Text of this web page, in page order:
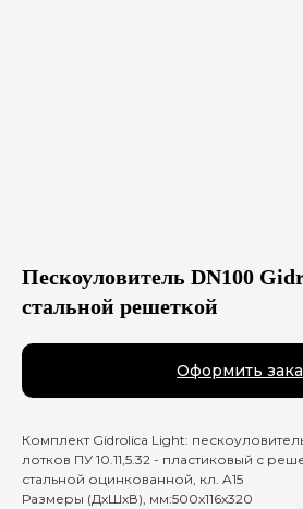
Пескоуловитель DN100
стальной решеткой
Оформить
Комплект Gidrolica Light:
лотков ПУ 10.11,5.32 - пластиковый с
стальной оцинкованной, кл. A15
Размеры (ДхШхВ), мм:500х116х320